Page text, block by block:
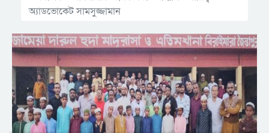
অ্যাডভোকেট সামসুজ্জামান